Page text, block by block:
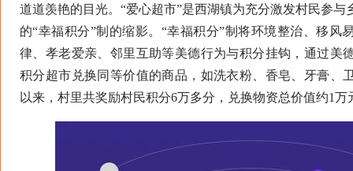
道道羡艳的目光。“爱心超市”是西湖镇为充分激发村民参与
的“幸福积分”制的缩影。“幸福积分”制将环境整治、移风
律、孝老爱亲、邻里互助等美德行为与积分挂钩，通过美
积分超市兑换同等价值的商品，如洗衣粉、香皂、牙膏、
以来，村里共奖励村民积分6万多分，兑换物资总价值约1万